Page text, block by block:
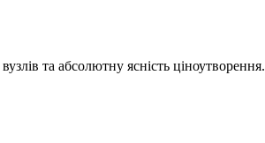
та абсолютну ясність ціноутворення.